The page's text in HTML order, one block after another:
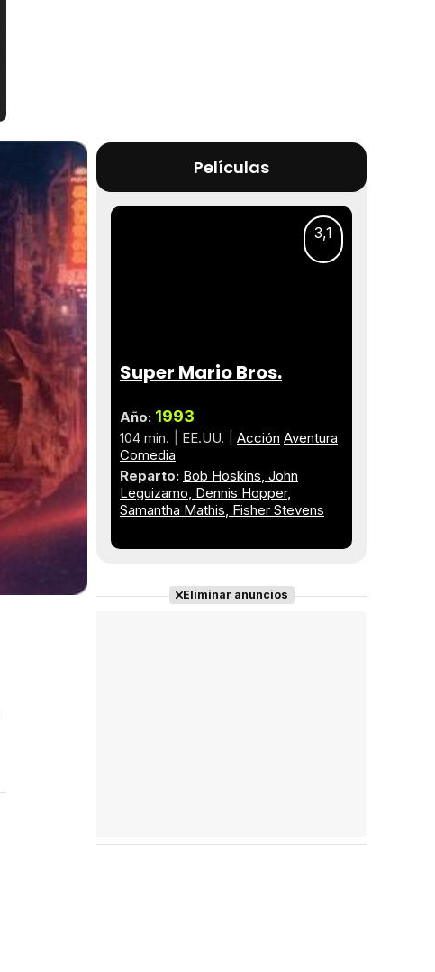
Películas
3,1
Super Mario Bros.
Año: 1993
104 min. EE.UU. Acción Aventura
Comedia
Reparto: Bob Hoskins John
Leguizamo Dennis Hopper
Samantha Mathis Fisher Stevens
Eliminar anuncios